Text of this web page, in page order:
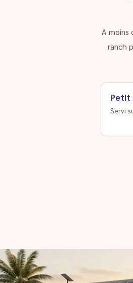
A moins
ranch
Petit
Servi